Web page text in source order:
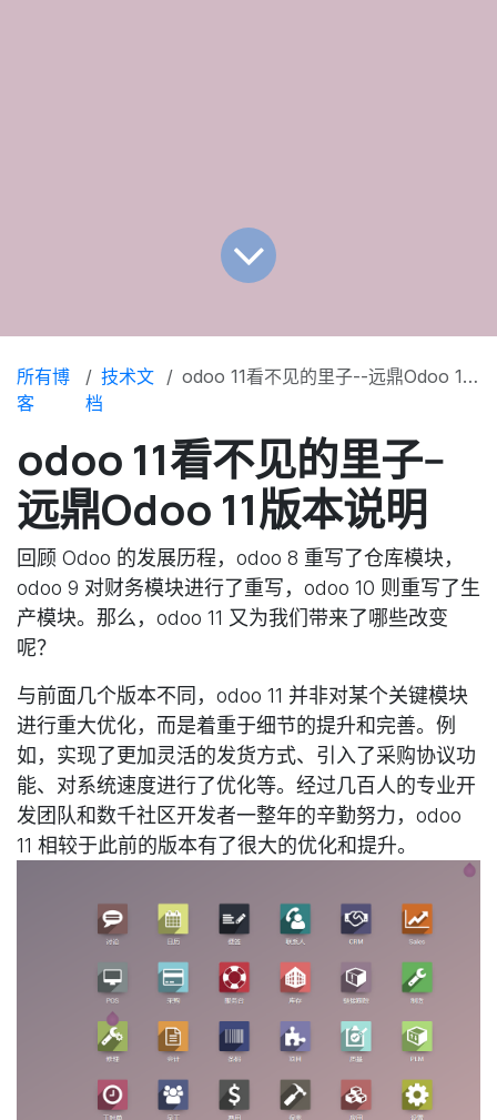
所有博
客
技术文
档
odoo 11看不见的里子--远鼎Odoo 11版本说明
odoo 11看不见的里子--
远鼎Odoo 11版本说明
回顾 Odoo 的发展历程，odoo 8 重写了仓库模块，
odoo 9 对财务模块进行了重写，odoo 10 则重写了生
产模块。那么，odoo 11 又为我们带来了哪些改变
呢？
与前面几个版本不同，odoo 11 并非对某个关键模块
进行重大优化，而是着重于细节的提升和完善。例
如，实现了更加灵活的发货方式、引入了采购协议功
能、对系统速度进行了优化等。经过几百人的专业开
发团队和数千社区开发者一整年的辛勤努力，odoo
11 相较于此前的版本有了很大的优化和提升。